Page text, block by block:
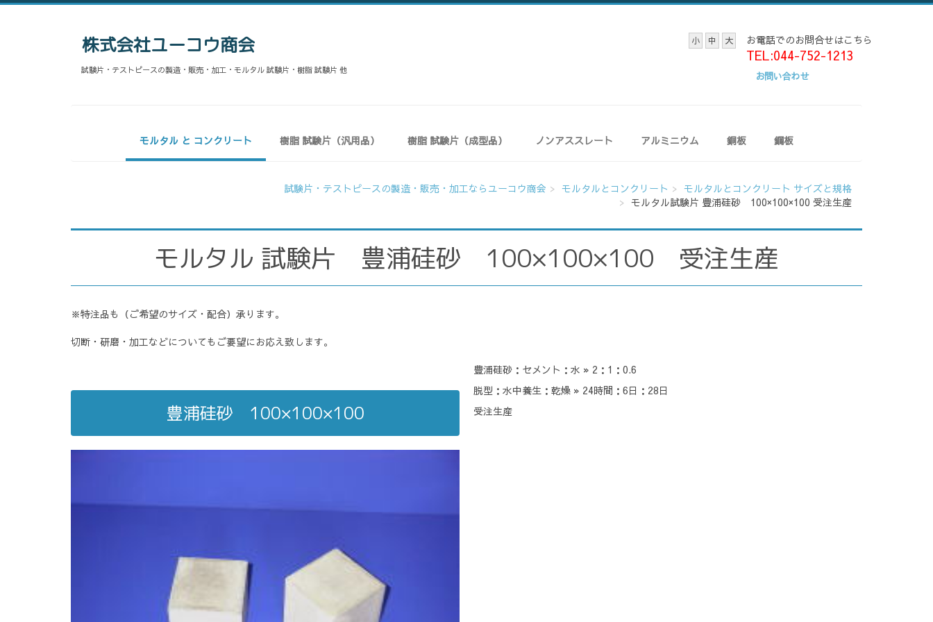
株式会社ユーコウ商会
試験片・テストピースの製造・販売・加工・モルタル 試験片・樹脂 試験片 他
お電話でのお問合せはこちら
TEL:044-752-1213
お問い合わせ
小 中 大
モルタル と コンクリート 樹脂 試験片（汎用品） 樹脂 試験片（成型品） ノンアススレート アルミニウム 銅板 鋼板
試験片・テストピースの製造・販売・加工ならユーコウ商会 モルタルとコンクリート
モルタルとコンクリート サイズと規格
モルタル試験片 豊浦硅砂 100×100×100 受注生産
モルタル 試験片 豊浦硅砂 100×100×100 受注生産
※特注品も（ご希望のサイズ・配合）承ります。
切断・研磨・加工などについてもご要望にお応え致します。
豊浦硅砂 100×100×100
豊浦硅砂：セメント：水 » 2：1：0.6
脱型：水中養生：乾燥 » 24時間：6日：28日
受注生産